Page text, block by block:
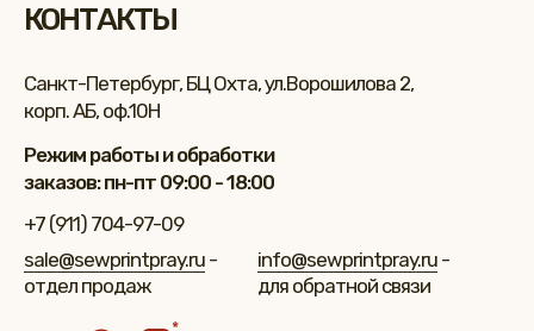
Санкт-Петербург, БЦ Охта, ул.Ворошилова 2,
корп. АБ, оф.10Н
+7 (911) 704-97-09
sale@sewprintpray.ru -
отдел продаж
Режим работы и обработки
заказов: пн-пт 09:00 - 18:00
КОНТАКТЫ
info@sewprintpray.ru -
для обратной связи